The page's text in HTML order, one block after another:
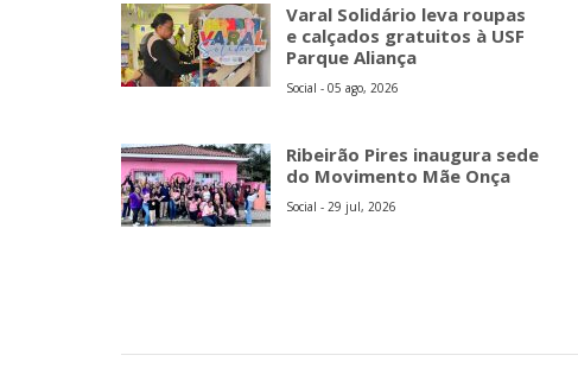
Varal Solidário leva roupas
e calçados gratuitos à USF
Parque Aliança
Social - 05 ago, 2026
Ribeirão Pires inaugura sede
do Movimento Mãe Onça
Social - 29 jul, 2026